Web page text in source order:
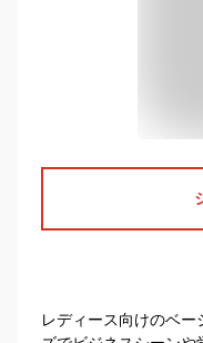
レディース向けのベ